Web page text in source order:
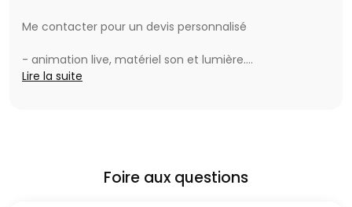
Me contacter pour un devis personnalisé
- animation live, matériel son et lumière.
- chanteurs et groupes de musiciens
Lire la suite
Foire aux questions